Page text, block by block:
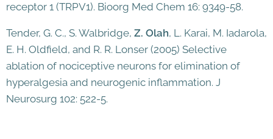
receptor 1 (TRPV1). Bioorg Med Chem 16: 9349-58.
Tender, G. C., S. Walbridge, Z. Olah, L. Karai, M. Iadarola,
E. H. Oldfield, and R. R. Lonser (2005) Selective
ablation of nociceptive neurons for elimination of
hyperalgesia and neurogenic inflammation. J
Neurosurg 102: 522-5.